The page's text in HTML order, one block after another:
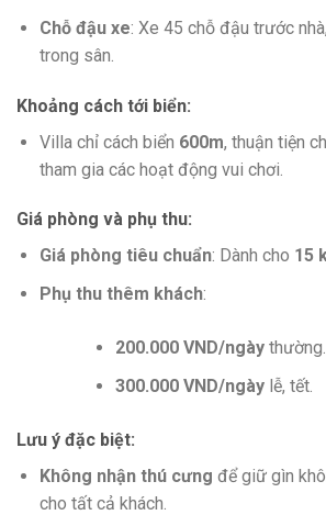
Chỗ đậu xe: Xe 45 chỗ đậu trước
trong sân.
Khoảng cách tới biển:
Villa chỉ cách biển 600m, thuận tiện
tham gia các hoạt động vui chơi.
Giá phòng và phụ thu:
Giá phòng tiêu chuẩn: Dành cho 15
Phụ thu thêm khách:
200.000 VND/ngàythường.
300.000 VND/ngàylễ, tết.
Lưu ý đặc biệt:
Không nhận thú cưng để giữ gìn
cho tất cả khách.